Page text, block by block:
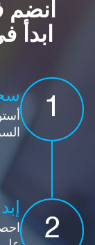
انضم في 3
ابدأ
1
2